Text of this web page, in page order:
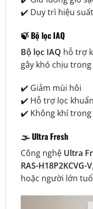
✔️ Duy trì hiệu
🍃 Bộ lọc IAQ
Bộ lọc IAQ hỗ trợ
gây khó chịu
✔️ Giảm mùi hôi
✔️ Hỗ trợ lọc khuẩn
✔️ Không khí trong
🌫️ Ultra Fresh
Công nghệ Ultra
RAS-H18P2KCVG-V
hoặc người lớn